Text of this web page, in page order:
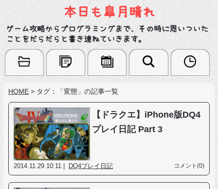
本日も皐月晴れ
ゲーム攻略からプログラミングまで、その時に思いついた
ことをだらだらと書き連ねていきます。
HOME > タグ：「変態」の記事一覧
【ドラクエ】iPhone版DQ4
プレイ日記 Part 3
2014.11.29 10:11 | DQ4プレイ日記 コメント(0)